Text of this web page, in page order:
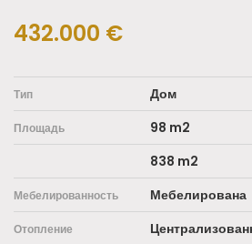
432.000 €
Тип Дом
Площадь
98 m2
838 m2
Мебелированность Мебелирована
Отопление